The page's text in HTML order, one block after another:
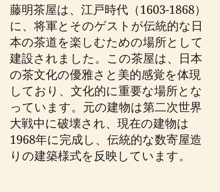
藤明茶屋は、江戸時代（1603-1868）
に、将軍とそのゲストが伝統的な日
本の茶道を楽しむための場所として
建設されました。この茶屋は、日本
の茶文化の優雅さと美的感覚を体現
しており、文化的に重要な場所とな
っています。元の建物は第二次世界
大戦中に破壊され、現在の建物は
1968年に完成し、伝統的な数寄屋造
りの建築様式を反映しています。